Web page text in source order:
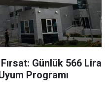
Günlük 566 Lira
Programı